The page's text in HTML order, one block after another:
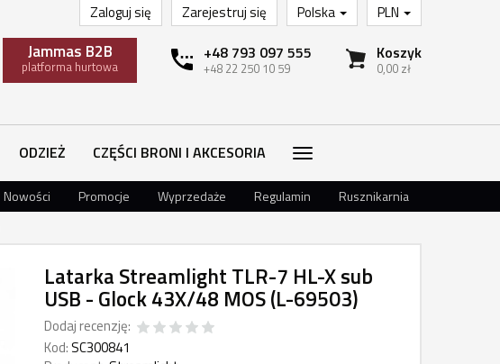
PLN
Polska
Zarejestruj się
Zaloguj się
Koszyk
0,00 zł
+48 793 097 555
+48 22 250 10 59
Jammas B2B
platforma hurtowa
ODZIEŻ CZĘŚCI BRONI I AKCESORIA
Nowości Promocje Wyprzedaże Regulamin Rusznikarnia
Latarka Streamlight TLR-7 HL-X sub
USB - Glock 43X/48 MOS (L-69503)
Dodaj recenzję:
Kod:SC300841